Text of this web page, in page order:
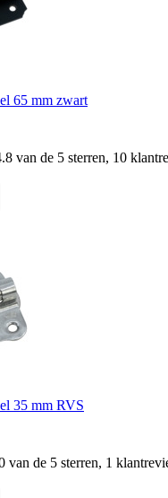
65 mm zwart
van de 5 sterren, 10
35 mm RVS
van de 5 sterren, 1